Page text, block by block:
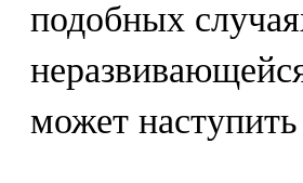
подобных
может